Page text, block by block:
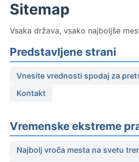
Sitemap
Vsaka država, vsako najboljše
Predstavljene strani
Vnesite vrednosti spodaj za
Kontakt
Vremenske ekstreme
Najbolj vroča mesta na svetu